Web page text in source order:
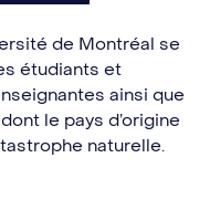
de Montréal se
étudiants et
ainsi que
le pays d’origine
naturelle.